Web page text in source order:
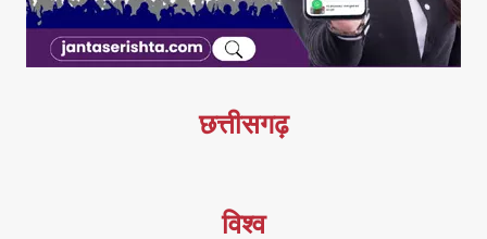
छत्तीसगढ़
विश्व